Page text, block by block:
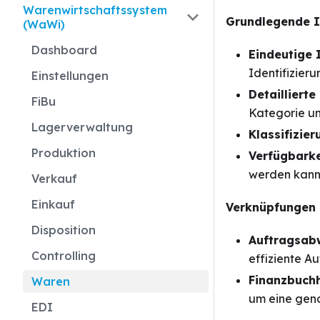
Warenwirtschaftssystem
(WaWi)
Dashboard
Einstellungen
FiBu
Lagerverwaltung
Produktion
Verkauf
Einkauf
Disposition
Controlling
Waren
EDI
Grundlegende
Eindeutige
Detaillierte
Kategorie
werden
effiziente
um eine